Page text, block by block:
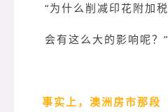
“为什么削减印花附加税
会有这么大的影响呢？”
事实上，澳洲房市那段